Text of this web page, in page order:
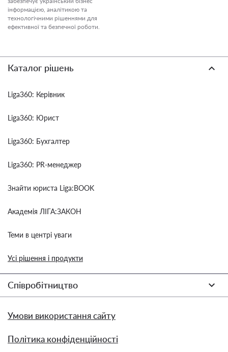
інформацією, аналітикою та
технологічними рішеннями для
ефективної та безпечної роботи.
Каталог рішень
Liga360: Керівник
Liga360: Юрист
Liga360: Бухгалтер
Liga360: PR-менеджер
Знайти юриста Liga:BOOK
Академія ЛІГА:ЗАКОН
Теми в центрі уваги
Усі рішення і продукти
Співробітництво
Умови використання сайту
Політика конфіденційності